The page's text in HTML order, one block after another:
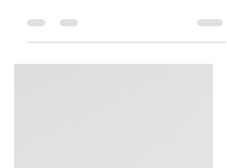
zusammenfasst und Ihre Leser zum
Weiterlesen motiviert....